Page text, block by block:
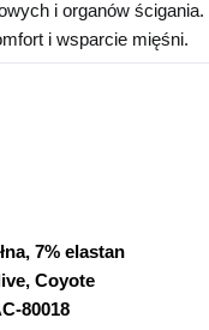
i organów
i wsparcie mięśni.
7% elastan
Coyote
80018